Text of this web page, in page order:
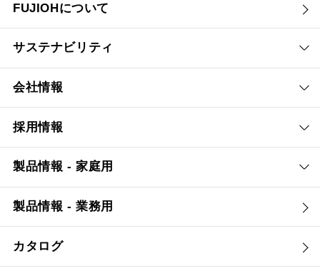
FUJIOHについて
サステナビリティ
会社情報
採用情報
製品情報 - 家庭用
製品情報 - 業務用
カタログ